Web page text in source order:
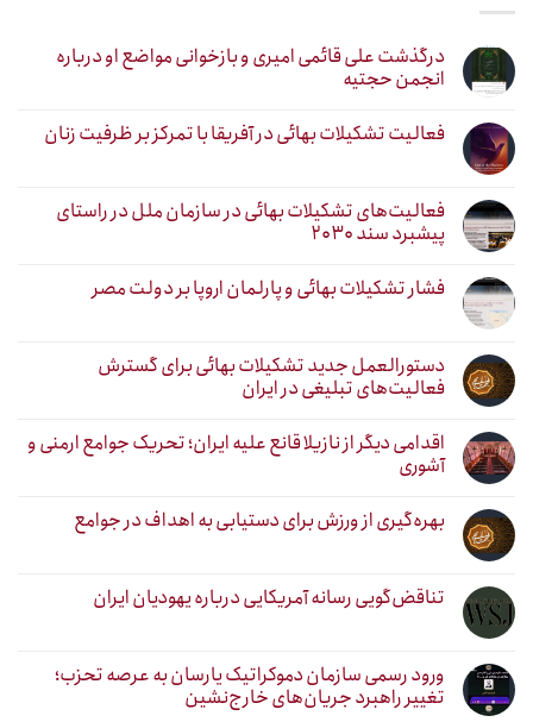
درگذشت علی قائمی امیری و بازخوانی مواضع او درباره
انجمن حجتیه
فعالیت تشکیلات بهائی در آفریقا با تمرکز بر ظرفیت زنان
فعالیت‌های تشکیلات بهائی در سازمان ملل در راستای
پیشبرد سند ۲۰۳۰
فشار تشکیلات بهائی و پارلمان اروپا بر دولت مصر
دستورالعمل جدید تشکیلات بهائی برای گسترش
فعالیت‌های تبلیغی در ایران
اقدامی دیگر از نازیلا قانع علیه ایران؛ تحریک جوامع ارمنی و
آشوری
بهره‌گیری از ورزش برای دستیابی به اهداف در جوامع
تناقض‌گویی رسانه آمریکایی درباره یهودیان ایران
ورود رسمی سازمان دموکراتیک یارسان به عرصه تحزب؛
تغییر راهبرد جریان‌های خارج‌نشین